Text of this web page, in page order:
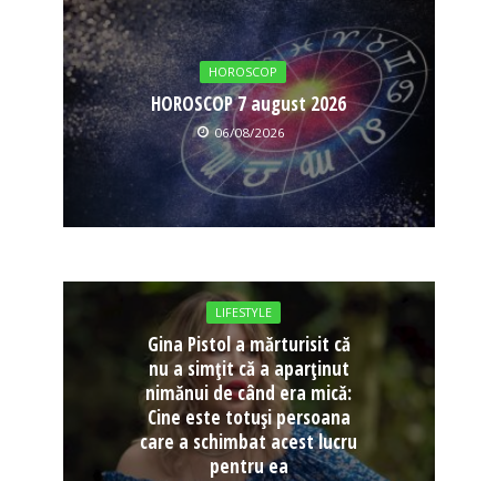
HOROSCOP
HOROSCOP 7 august 2026
06/08/2026
LIFESTYLE
Gina Pistol a mărturisit că
nu a simțit că a aparținut
nimănui de când era mică:
Cine este totuși persoana
care a schimbat acest lucru
pentru ea